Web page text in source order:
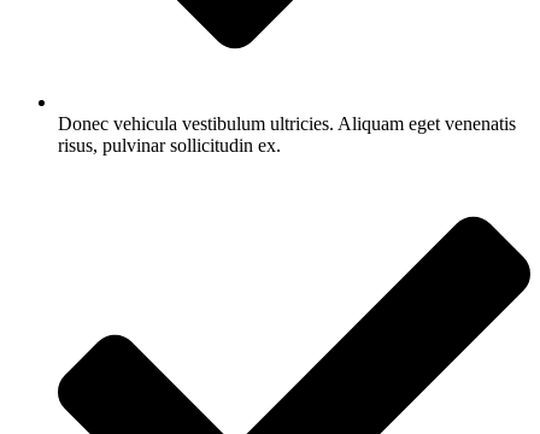
Donec vehicula vestibulum ultricies. Aliquam eget venenatis
risus, pulvinar sollicitudin ex.